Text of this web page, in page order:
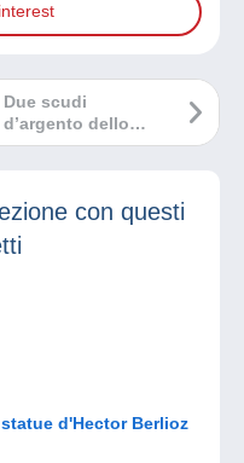
Due scudi
d’argento dello
stesso anno, ma
con questi
d'Hector Berlioz